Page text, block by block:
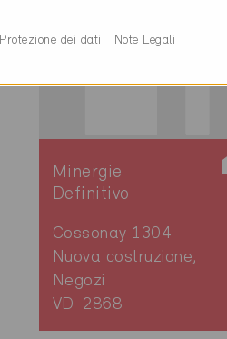
Minergie
Definitivo
Cossonay 1304
Nuova costruzione,
Negozi
VD-2868
Protezione dei dati Note Legali